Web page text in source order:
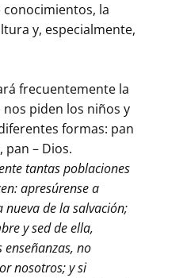
la
y, especialmente,
frecuentemente la
piden los niños y
formas: pan
pan – Dios.
tantas poblaciones
apresúrense a
de la salvación;
y sed de ella,
enseñanzas, no
nosotros; y si